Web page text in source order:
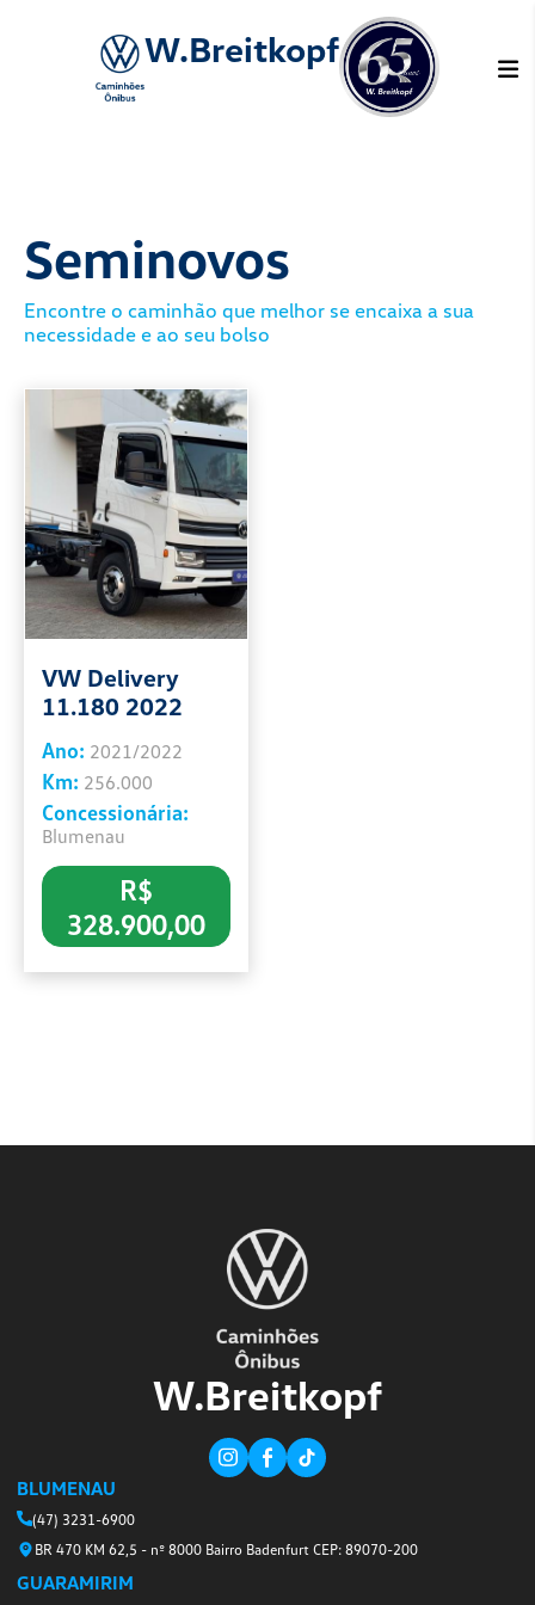
W.Breitkopf
Seminovos
Encontre o caminhão que melhor se
necessidade e ao seu bolso
VW Delivery
11.180 2022
Ano: 2021/2022
Km: 256.000
Concessionária:
Blumenau
R$
328.900,00